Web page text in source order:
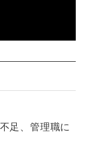
足、管理職に